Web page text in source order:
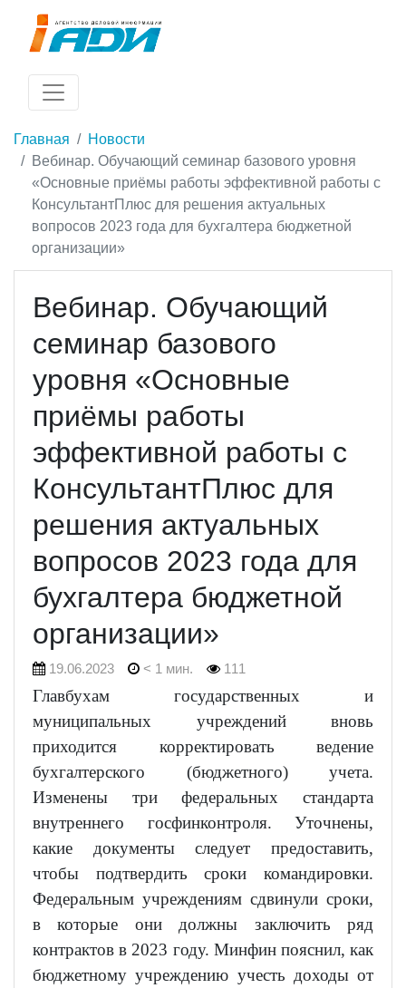
Главная
Новости
Вебинар. Обучающий семинар базового уровня
«Основные приёмы работы эффективной работы с
КонсультантПлюс для решения актуальных
вопросов 2023 года для бухгалтера бюджетной
организации»
Вебинар. Обучающий
семинар базового
уровня «Основные
приёмы работы
эффективной работы с
КонсультантПлюс для
решения актуальных
вопросов 2023 года для
бухгалтера бюджетной
организации»
19.06.2023 < 1 мин. 111
Главбухам государственных и
муниципальных учреждений вновь
приходится корректировать ведение
бухгалтерского (бюджетного) учета.
Изменены три федеральных стандарта
внутреннего госфинконтроля. Уточнены,
какие документы следует предоставить,
чтобы подтвердить сроки командировки.
Федеральным учреждениям сдвинули сроки,
в которые они должны заключить ряд
контрактов в 2023 году. Минфин пояснил, как
бюджетному учреждению учесть доходы от